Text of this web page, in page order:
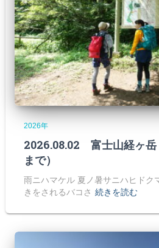
2026年
2026.08.02 富士山経ヶ岳
まで）
雨ニハマケル 夏ノ暑サニハヒドク
きをされるバコさ 続きを読む